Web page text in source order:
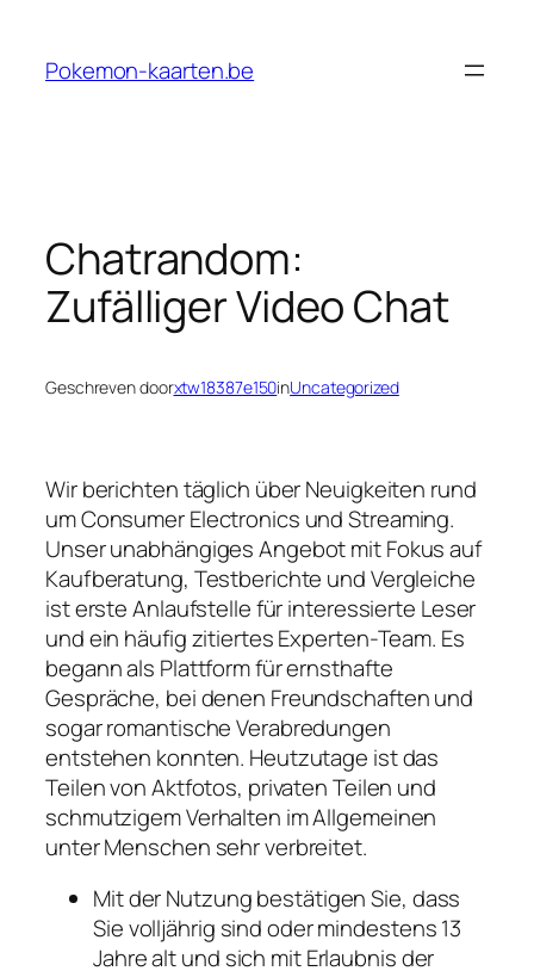
Pokemon-kaarten.be
Chatrandom:
Zufälliger Video Chat
Geschreven doorxtw18387e150inUncategorized
Wir berichten täglich über Neuigkeiten rund
um Consumer Electronics und Streaming.
Unser unabhängiges Angebot mit Fokus auf
Kaufberatung, Testberichte und Vergleiche
ist erste Anlaufstelle für interessierte Leser
und ein häufig zitiertes Experten-Team. Es
begann als Plattform für ernsthafte
Gespräche, bei denen Freundschaften und
sogar romantische Verabredungen
entstehen konnten. Heutzutage ist das
Teilen von Aktfotos, privaten Teilen und
schmutzigem Verhalten im Allgemeinen
unter Menschen sehr verbreitet.
Mit der Nutzung bestätigen Sie, dass
Sie volljährig sind oder mindestens 13
Jahre alt und sich mit Erlaubnis der